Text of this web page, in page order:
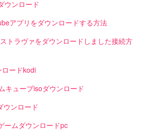
ウンロード
アプリをダウンロードする方法
トラヴァをダウンロードしました接続方
ードkodi
キューブisoダウンロード
ウンロード
ームダウンロードpc